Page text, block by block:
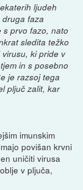
ljudeh
faza
s prvo fazo, nato
sledita težko
ki pride v
in s posebno
je razsoj tega
pljuč zalit, kar
imunskim
povišan krvni
uničiti virusa
v pljuča,